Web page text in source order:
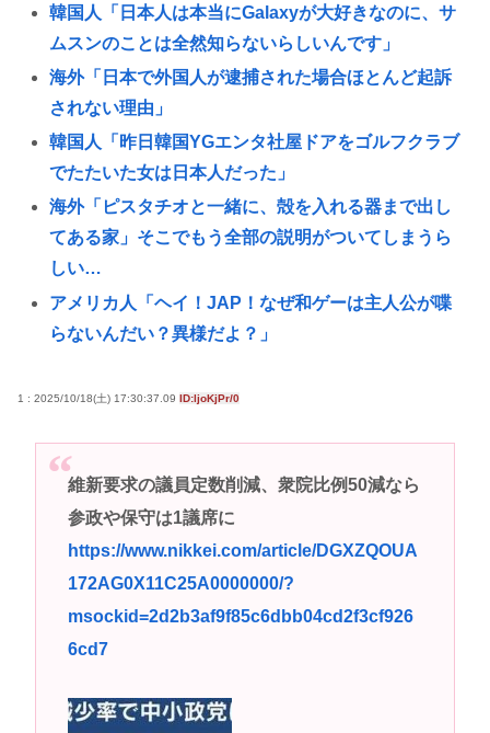
韓国人「日本人は本当にGalaxyが大好きなのに、サ
ムスンのことは全然知らないらしいんです」
海外「日本で外国人が逮捕された場合ほとんど起訴
されない理由」
韓国人「昨日韓国YGエンタ社屋ドアをゴルフクラブ
でたたいた女は日本人だった」
海外「ピスタチオと一緒に、殻を入れる器まで出し
てある家」そこでもう全部の説明がついてしまうら
しい…
アメリカ人「ヘイ！JAP！なぜ和ゲーは主人公が喋
らないんだい？異様だよ？」
る」精神科の現場が語る”治療が届かない”理由…
になる
【新潟】大学准教授モメン49歳、アルバイト86歳に
轢き逃げされ死亡😇
学歴厨「文系なら地方旧帝大よりも早慶の方が
上！」←これ
『ポケモンカード』バンダイのカードゲームも転売
対策に”マイナンバー”導入開始「効果テキメン」
サイン入りドラム・スティックをプレゼントw
1 : 2025/10/18(土) 17:30:37.09 ID:ljoKjPr/0
維新要求の議員定数削減、衆院比例50減なら
参政や保守は1議席に
https://www.nikkei.com/article/DGXZQOUA
172AG0X11C25A0000000/?
msockid=2d2b3af9f85c6dbb04cd2f3cf926
6cd7